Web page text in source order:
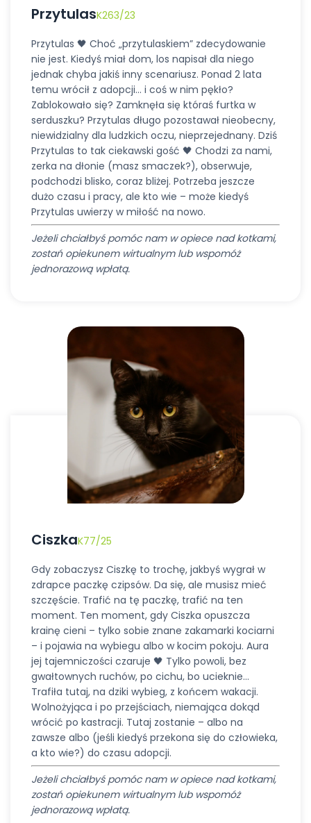
PrzytulasK263/23
Przytulas 🖤 Choć „przytulaskiem” zdecydowanie
nie jest. Kiedyś miał dom, los napisał dla niego
jednak chyba jakiś inny scenariusz. Ponad 2 lata
temu wrócił z adopcji… i coś w nim pękło?
Zablokowało się? Zamknęła się któraś furtka w
serduszku? Przytulas długo pozostawał nieobecny,
niewidzialny dla ludzkich oczu, nieprzejednany. Dziś
Przytulas to tak ciekawski gość 🖤 Chodzi za nami,
zerka na dłonie (masz smaczek?), obserwuje,
podchodzi blisko, coraz bliżej. Potrzeba jeszcze
dużo czasu i pracy, ale kto wie – może kiedyś
Przytulas uwierzy w miłość na nowo.
Jeżeli chciałbyś pomóc nam w opiece nad kotkami,
zostań opiekunem wirtualnym lub wspomóż
jednorazową wpłatą.
CiszkaK77/25
Gdy zobaczysz Ciszkę to trochę, jakbyś wygrał w
zdrapce paczkę czipsów. Da się, ale musisz mieć
szczęście. Trafić na tę paczkę, trafić na ten
moment. Ten moment, gdy Ciszka opuszcza
krainę cieni – tylko sobie znane zakamarki kociarni
– i pojawia na wybiegu albo w kocim pokoju. Aura
jej tajemniczości czaruje 🖤 Tylko powoli, bez
gwałtownych ruchów, po cichu, bo ucieknie…
Trafiła tutaj, na dziki wybieg, z końcem wakacji.
Wolnożyjąca i po przejściach, niemająca dokąd
wrócić po kastracji. Tutaj zostanie – albo na
zawsze albo (jeśli kiedyś przekona się do człowieka,
a kto wie?) do czasu adopcji.
Jeżeli chciałbyś pomóc nam w opiece nad kotkami,
zostań opiekunem wirtualnym lub wspomóż
jednorazową wpłatą.